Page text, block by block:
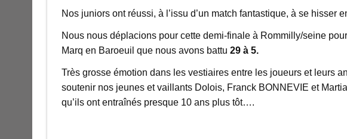
Nos juniors ont réussi, à l’issu d’un match fantastique, à se hisser
Nous nous déplacions pour cette demi-finale à Rommilly/seine
Marq en Baroeuil que nous avons battu 29 à 5.
Très grosse émotion dans les vestiaires entre les joueurs et leurs
soutenir nos jeunes et vaillants Dolois, Franck BONNEVIE et
qu’ils ont entraînés presque 10 ans plus tôt….